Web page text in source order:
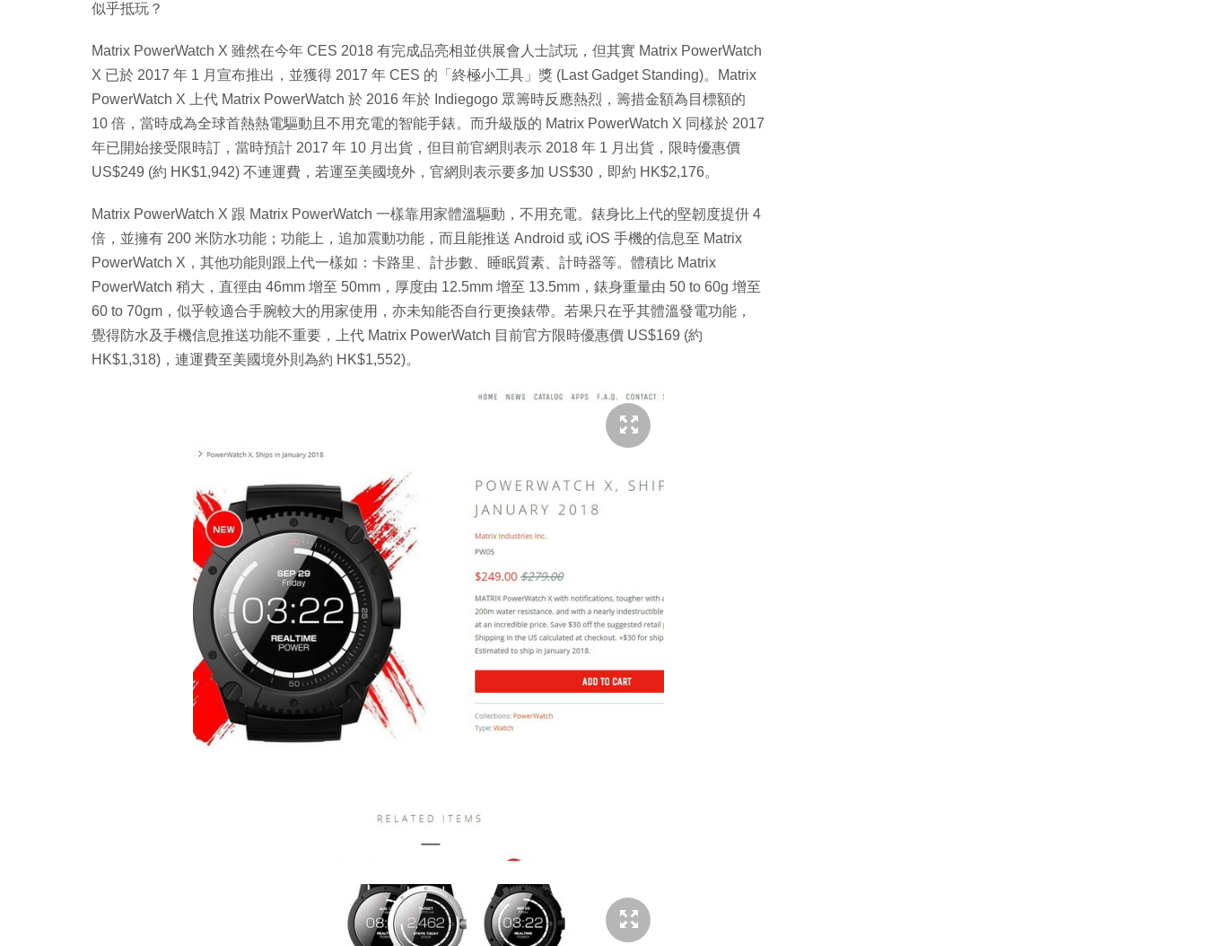
似乎抵玩？
Matrix PowerWatch X 雖然在今年 CES 2018 有完成品亮相並供展會人士試玩，但其實 Matrix PowerWatch
X 已於 2017 年 1 月宣布推出，並獲得 2017 年 CES 的「終極小工具」獎 (Last Gadget Standing)。Matrix
PowerWatch X 上代 Matrix PowerWatch 於 2016 年於 Indiegogo 眾籌時反應熱烈，籌措金額為目標額的
10 倍，當時成為全球首熱熱電驅動且不用充電的智能手錶。而升級版的 Matrix PowerWatch X 同樣於 2017
年已開始接受限時訂，當時預計 2017 年 10 月出貨，但目前官網則表示 2018 年 1 月出貨，限時優惠價
US$249 (約 HK$1,942) 不連運費，若運至美國境外，官網則表示要多加 US$30，即約 HK$2,176。
Matrix PowerWatch X 跟 Matrix PowerWatch 一樣靠用家體溫驅動，不用充電。錶身比上代的堅韌度提㐼 4
倍，並擁有 200 米防水功能；功能上，追加震動功能，而且能推送 Android 或 iOS 手機的信息至 Matrix
PowerWatch X，其他功能則跟上代一樣如：卡路里、計步數、睡眠質素、計時器等。體積比 Matrix
PowerWatch 稍大，直徑由 46mm 增至 50mm，厚度由 12.5mm 增至 13.5mm，錶身重量由 50 to 60g 增至
60 to 70gm，似乎較適合手腕較大的用家使用，亦未知能否自行更換錶帶。若果只在乎其體溫發電功能，
覺得防水及手機信息推送功能不重要，上代 Matrix PowerWatch 目前官方限時優惠價 US$169 (約
HK$1,318)，連運費至美國境外則為約 HK$1,552)。